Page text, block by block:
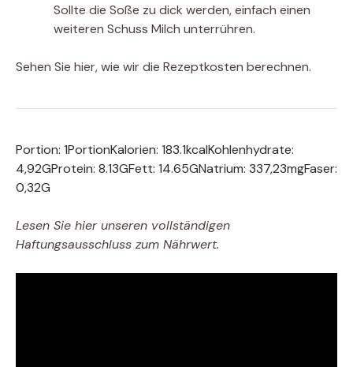
Sollte die Soße zu dick werden, einfach einen
weiteren Schuss Milch unterrühren.
Sehen Sie hier, wie wir die Rezeptkosten berechnen.
Portion: 1PortionKalorien: 183.1kcalKohlenhydrate:
4,92GProtein: 8.13GFett: 14.65GNatrium: 337,23mgFaser:
0,32G
Lesen Sie hier unseren vollständigen
Haftungsausschluss zum Nährwert.